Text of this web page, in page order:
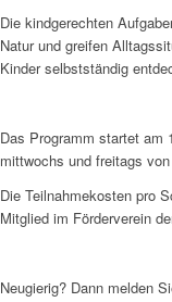
Die kindgerechten
Natur und greifen
Kinder selbstständig
Das Programm startet am
mittwochs und freitags
Die Teilnahmekosten pro
Mitglied im Förderverein
Neugierig? Dann melden